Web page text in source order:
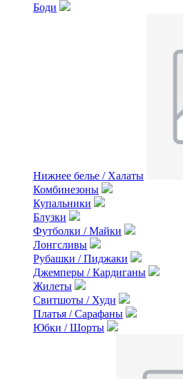
Боди
Нижнее белье / Халаты
Комбинезоны
Купальники
Блузки
Футболки / Майки
Лонгсливы
Рубашки / Пиджаки
Джемперы / Кардиганы
Жилеты
Свитшоты / Худи
Платья / Сарафаны
Юбки / Шорты